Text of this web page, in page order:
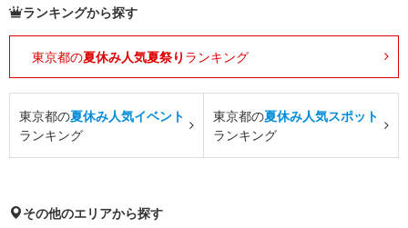
ランキングから探す
東京都の夏休み人気夏祭り ランキング
東京都の夏休み人気イベント
ランキング
東京都の夏休み人気スポット
ランキング
その他のエリアから探す